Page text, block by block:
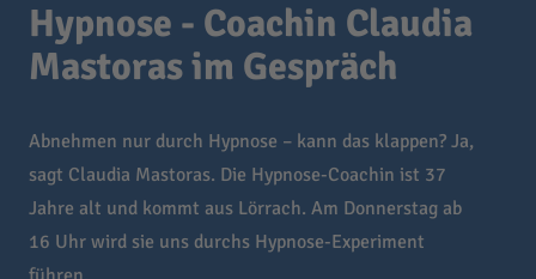
Hypnose - Coachin Claudia
Mastoras im Gespräch
Abnehmen nur durch Hypnose – kann das klappen? Ja,
sagt Claudia Mastoras. Die Hypnose-Coachin ist 37
Jahre alt und kommt aus Lörrach. Am Donnerstag ab
16 Uhr wird sie uns durchs Hypnose-Experiment